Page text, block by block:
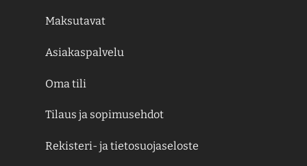
Maksutavat
Asiakaspalvelu
Oma tili
Tilaus ja sopimusehdot
Rekisteri- ja tietosuojaseloste